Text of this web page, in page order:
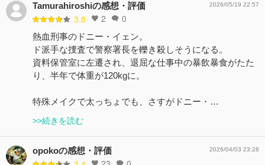
Tamurahiroshiの感想・評価
3.8 2 0
2026/05/19 22:57
熱血刑事のドニー・イェン。
ド派手な捜査で警察署長を轢き殺しそうになる。
資料保管室に左遷され、退屈な仕事中の暴飲暴食がたた
り、半年で体重が120kgに。
特殊メイクで太っちょでも、さすがドニー・…
>>続きを読む
opokoの感想・評価 2026/04/03 23:28